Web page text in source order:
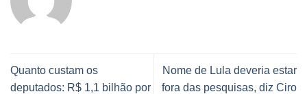
Quanto custam os
deputados: R$ 1,1 bilhão por
Nome de Lula deveria estar
fora das pesquisas, diz Ciro